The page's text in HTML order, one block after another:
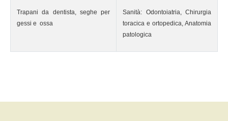
Trapani da dentista, seghe per
gessi e ossa
Sanità: Odontoiatria, Chirurgia
toracica e ortopedica, Anatomia
patologica